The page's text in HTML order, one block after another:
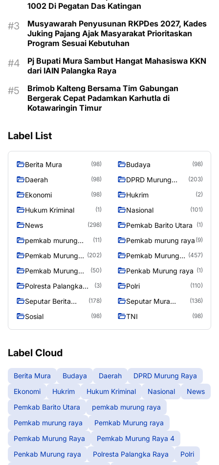
1002 Di Pegatan Das Katingan
Musyawarah Penyusunan RKPDes 2027, Kades
Juking Pajang Ajak Masyarakat Prioritaskan
Program Sesuai Kebutuhan
Pj Bupati Mura Sambut Hangat Mahasiswa KKN
dari IAIN Palangka Raya
Brimob Kalteng Bersama Tim Gabungan
Bergerak Cepat Padamkan Karhutla di
Kotawaringin Timur
Label List
Berita Mura (98) Budaya (98)
Daerah (98)
DPRD Murung
(203)
Ekonomi (98) Hukrim (2)
Hukum Kriminal (1) Nasional (101)
News (298) Pemkab Barito Utara (1)
pemkab murung
(11) Pemkab murung raya (9)
Pemkab Murung
(202)
Pemkab Murung
(457)
Pemkab Murung
(50) Penkab Murung raya (1)
Polresta Palangka
(3) Polri (110)
Seputar Berita
(178)
Seputar Mura
(136)
Sosial (98) TNI (98)
Label Cloud
Berita Mura Budaya Daerah
DPRD Murung Raya
Ekonomi
Hukrim Hukum Kriminal Nasional
News
Pemkab Barito Utara
pemkab murung raya
Pemkab murung raya
Pemkab Murung raya
Pemkab Murung Raya
Pemkab Murung Raya 4
Penkab Murung raya
Polresta Palangka Raya
Polri